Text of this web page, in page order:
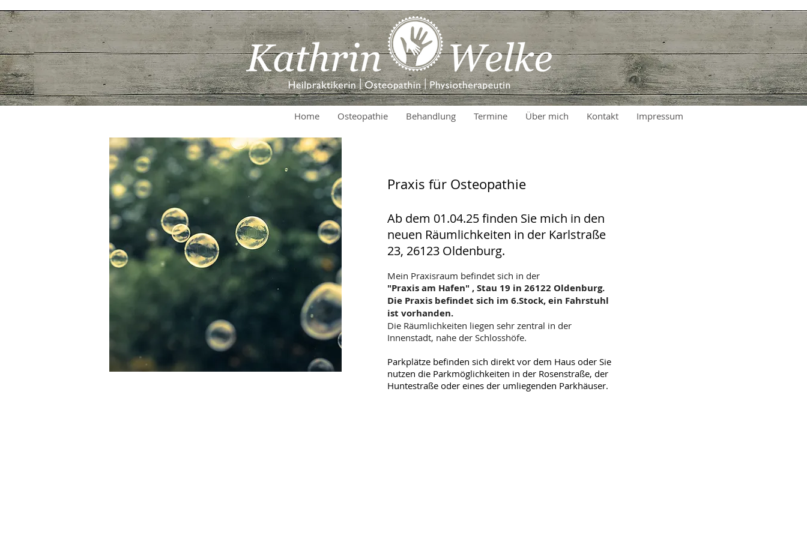
Kathrin Welke
Heilpraktikerin / Osteopathin
Kathrin Welke
Heilpraktikerin / Osteopathin
Praxis für Osteopathie
Ab dem 01.04.25 finden Sie mich in den
neuen Räumlichkeiten in der Karlstraße
23, 26123 Oldenburg.
Mein Praxisraum befindet sich in der
"Praxis am Hafen" ,Stau 19 in 26122 Oldenburg.
Die Praxis befindet sich im 6.Stock, ein Fahrstuhl
ist vorhanden.
Die Räumlichkeiten liegen sehr zentral in der
Innenstadt, nahe der Schlosshöfe.
Parkplätze befinden sich direkt vor dem Haus oder Sie
nutzen die Parkmöglichkeiten in der Rosenstraße, der
Huntestraße oder eines der umliegenden Parkhäuser.
Home Osteopathie Behandlung Termine Über mich Kontakt Impressum